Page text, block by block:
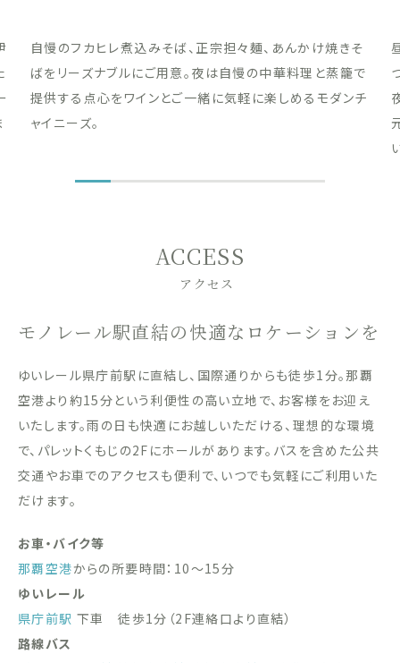
自慢のフカヒレ煮込みそば、正宗担々麺、あんかけ焼きそ
ばをリーズナブルにご用意。夜は自慢の中華料理と蒸籠で
提供する点心をワインとご一緒に気軽に楽しめるモダンチ
ャイニーズ。
ACCESS
アクセス
モノレール駅直結の快適なロケーションを
ゆいレール県庁前駅に直結し、国際通りからも徒歩1分。那覇
空港より約15分という利便性の高い立地で、お客様をお迎え
いたします。雨の日も快適にお越しいただける、理想的な環境
で、パレットくもじの2Fにホールがあります。バスを含めた公共
交通やお車でのアクセスも便利で、いつでも気軽にご利用いた
だけます。
お車・バイク等
那覇空港からの所要時間：10〜15分
ゆいレール
県庁前駅 下車 徒歩1分（2F連絡口より直結）
路線バス